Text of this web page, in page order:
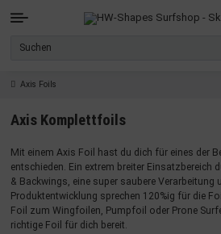
Axis Foils
Axis Komplettfoils
Mit einem Axis Foil hast du dich für eines der
entschieden. Ein extrem breiter Einsatzbereich
& Backwings, eine super saubere Verarbeitung
Produktentwicklung sprechen 120%ig für die
Foil zum Wingfoilen, Pumpfoil oder Prone
richtige Foil für dich bereit.